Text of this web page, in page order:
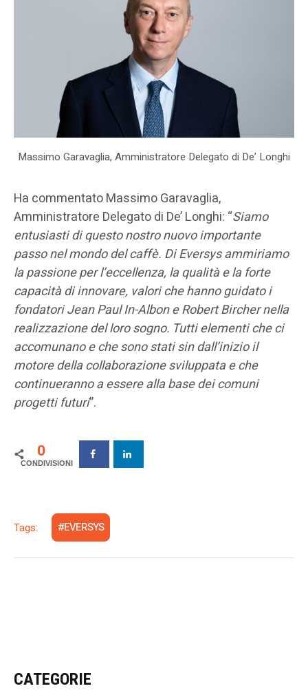
Massimo Garavaglia, Amministratore Delegato di De’ Longhi
Ha commentato Massimo Garavaglia,
Amministratore Delegato di De’ Longhi: “Siamo
entusiasti di questo nostro nuovo importante
passo nel mondo del caffè. Di Eversys ammiriamo
la passione per l’eccellenza, la qualità e la forte
capacità di innovare, valori che hanno guidato i
fondatori Jean Paul In-Albon e Robert Bircher nella
realizzazione del loro sogno. Tutti elementi che ci
accomunano e che sono stati sin dall’inizio il
motore della collaborazione sviluppata e che
continueranno a essere alla base dei comuni
progetti futuri”.
0
Tags: EVERSYS
CATEGORIE